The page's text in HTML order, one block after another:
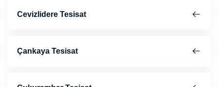
Cevizlidere Tesisat
Çankaya Tesisat